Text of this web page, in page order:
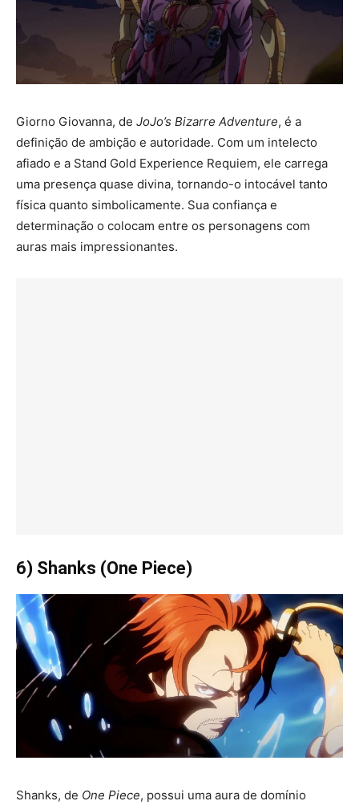
Giorno Giovanna, de JoJo’s Bizarre Adventure, é a
definição de ambição e autoridade. Com um intelecto
afiado e a Stand Gold Experience Requiem, ele carrega
uma presença quase divina, tornando-o intocável tanto
física quanto simbolicamente. Sua confiança e
determinação o colocam entre os personagens com
auras mais impressionantes.
6) Shanks (One Piece)
Shanks, de One Piece, possui uma aura de domínio